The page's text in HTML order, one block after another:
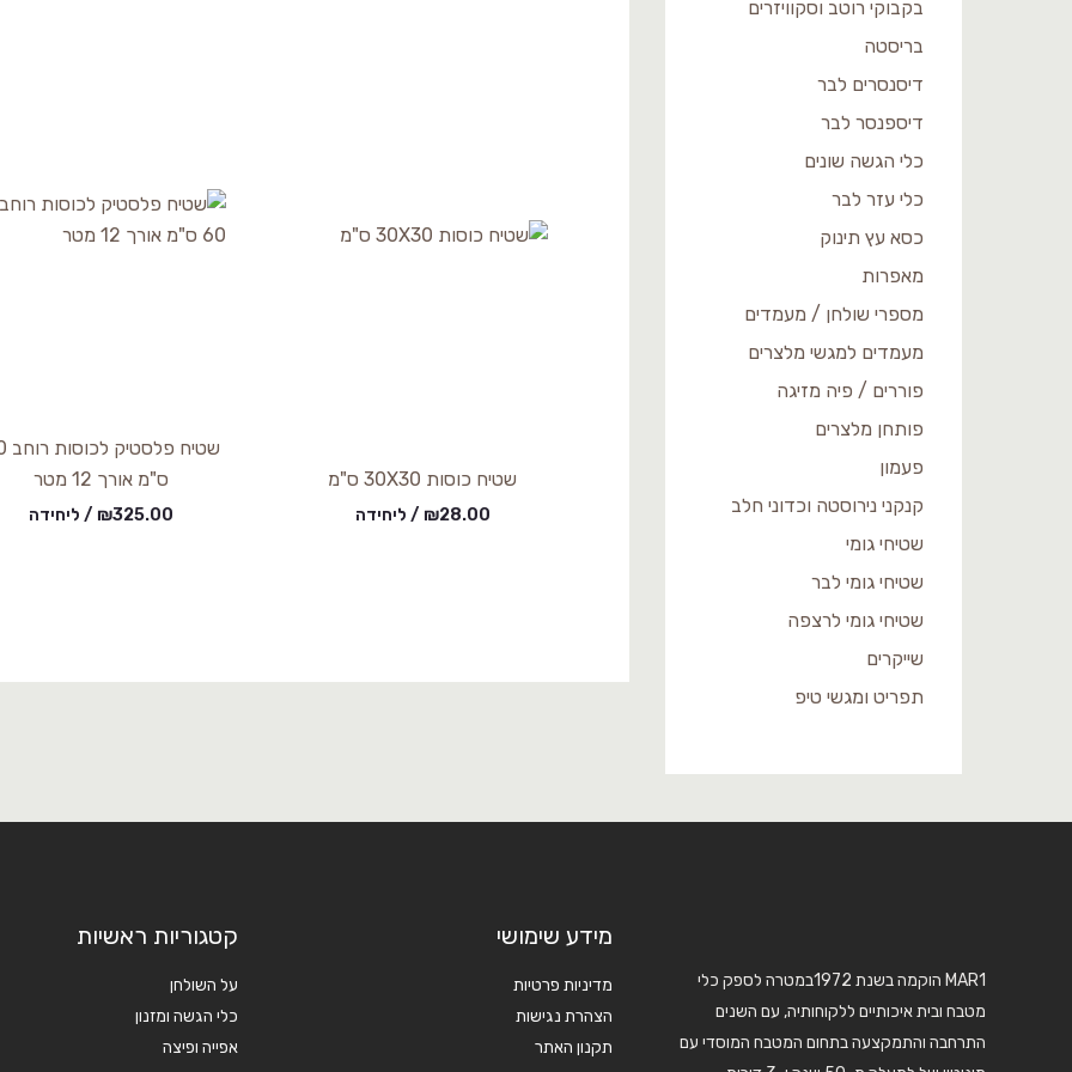
בקבוקי רוטב וסקוויזרים
בריסטה
דיסנסרים לבר
דיספנסר לבר
כלי הגשה שונים
כלי עזר לבר
כסא עץ תינוק
מאפרות
מספרי שולחן / מעמדים
מעמדים למגשי מלצרים
פוררים / פיה מזיגה
פותחן מלצרים
פעמון
קנקני נירוסטה וכדוני חלב
שטיחי גומי
שטיחי גומי לבר
שטיחי גומי לרצפה
שייקרים
תפריט ומגשי טיפ
שטיח כוסות 30X30 ס"מ
₪28.00 / ליחידה
ס"מ אורך 12 מטר
₪325.00 / ליחידה
MAR1 הוקמה בשנת 1972במטרה לספק כלי
מטבח ובית איכותיים ללקוחותיה, עם השנים
התרחבה והתמקצעה בתחום המטבח המוסדי עם
מידע שימושי
מדיניות פרטיות
הצהרת נגישות
תקנון האתר
קטגוריות ראשיות
על השולחן
כלי הגשה ומזנון
אפייה ופיצה